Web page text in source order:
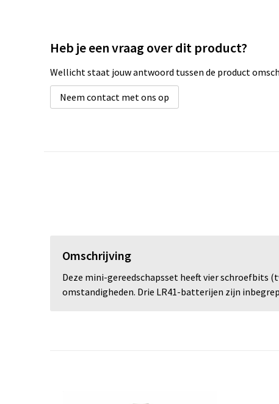
Heb je een vraag over dit product?
Wellicht staat jouw antwoord tussen de product
Neem contact met ons op
Omschrijving
Deze mini-gereedschapsset heeft vier schroefbits
omstandigheden. Drie LR41-batterijen zijn